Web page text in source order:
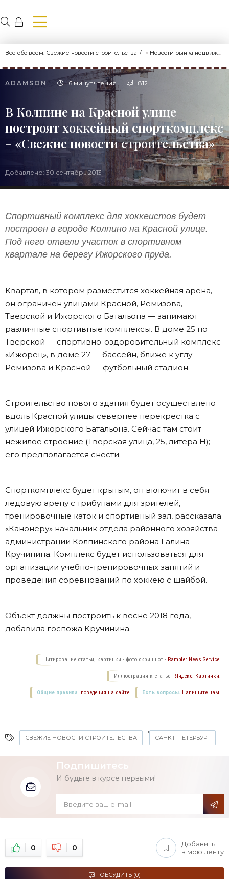
Всё обо всём. Свежие новости строительства » Новости рынка недвижимости
ADAMSON 6 минут чтения 812
В Колпине на Красной улице
построят хоккейный спорткомплекс
- «Свежие новости строительства»
Добавлено: 30 сентябрь 2013
Спортивный комплекс для хоккеистов будет
построен в городе Колпино на Красной улице.
Под него отвели участок в спортивном
квартале на берегу Ижорского пруда.
Квартал, в котором разместится хоккейная арена, —
он ограничен улицами Красной, Ремизова,
Тверской и Ижорского Батальона — занимают
различные спортивные комплексы. В доме 25 по
Тверской — спортивно-оздоровительный комплекс
«Ижорец», в доме 27 — бассейн, ближе к углу
Ремизова и Красной — футбольный стадион.
Строительство нового здания будет осуществлено
вдоль Красной улицы севернее перекрестка с
улицей Ижорского Батальона. Сейчас там стоит
нежилое строение (Тверская улица, 25, литера Н);
его предполагается снести.
Спорткомплекс будет крытым, он включит в себя
ледовую арену с трибунами для зрителей,
тренировочные каток и спортивный зал, рассказала
«Канонеру» начальник отдела районного хозяйства
администрации Колпинского района Галина
Кручинина. Комплекс будет использоваться для
организации учебно-тренировочных занятий и
проведения соревнований по хоккею с шайбой.
Объект должны построить к весне 2018 года,
добавила госпожа Кручинина.
Цитирование статьи, картинки - фото скриншот - Rambler News Service.
Иллюстрация к статье - Яндекс. Картинки.
Есть вопросы. Напишите нам.
Общие правила поведения на сайте.
СВЕЖИЕ НОВОСТИ СТРОИТЕЛЬСТВА
,
САНКТ-ПЕТЕРБУРГ
Подпишитесь
И будьте в курсе первыми!
0 0
Добавить
в мою ленту
ОБСУДИТЬ (0)